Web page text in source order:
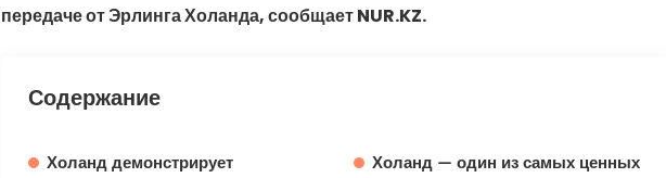
передаче от Эрлинга Холанда, сообщает NUR.KZ.
Содержание
Холанд демонстрирует
Холанд — один из самых ценных